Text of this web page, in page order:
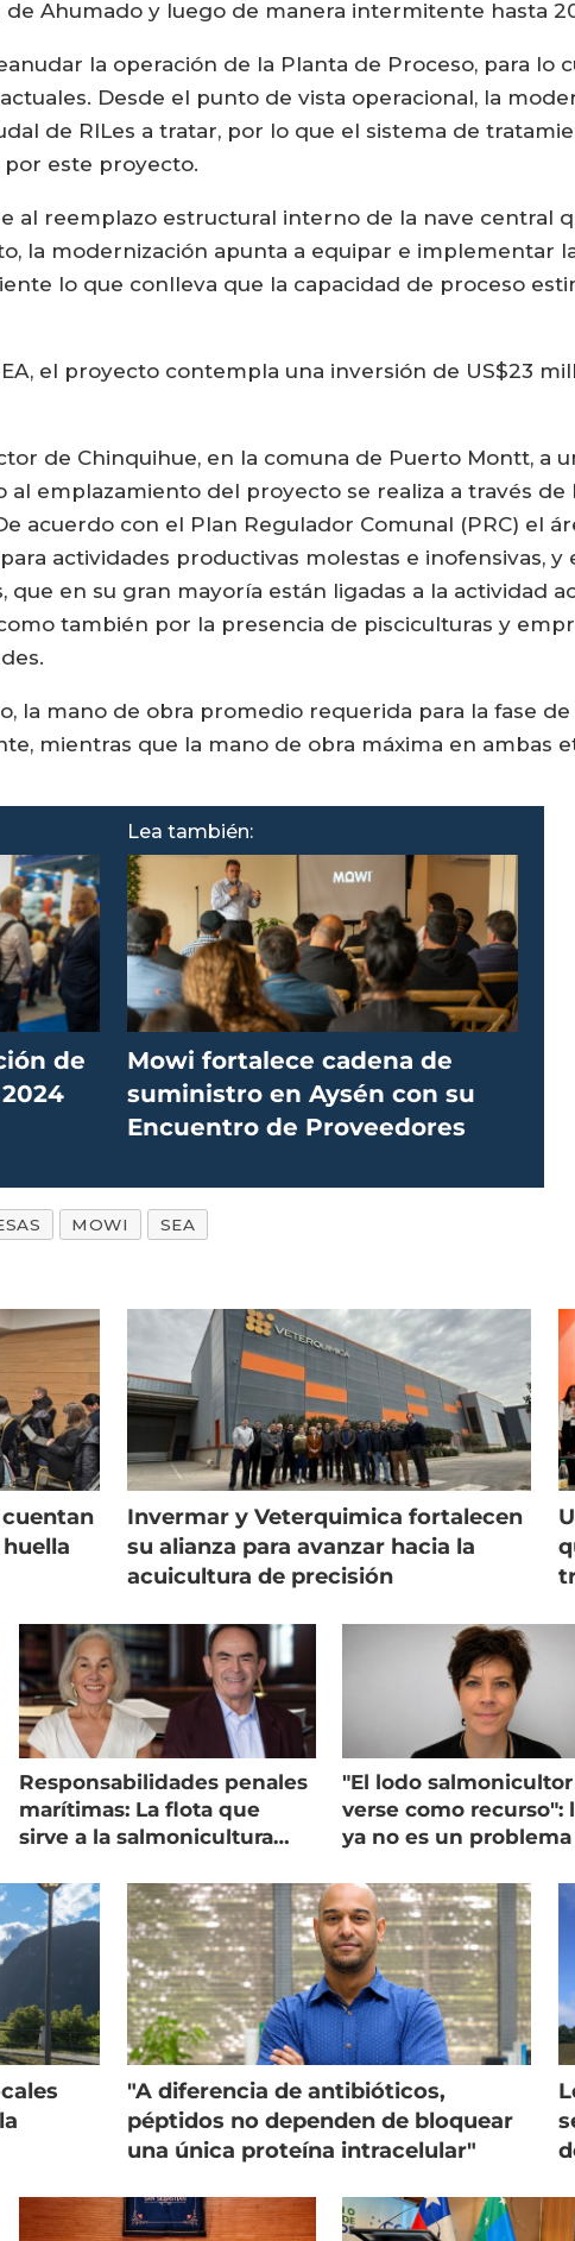
Ahumado y luego de manera intermitente hasta
la operación de la Planta de Proceso, para lo
Desde el punto de vista operacional, la
de RILes a tratar, por lo que el sistema de
este proyecto.
al reemplazo estructural interno de la nave central
la modernización apunta a equipar e implementar
lo que conlleva que la capacidad de proceso
el proyecto contempla una inversión de US$23
de Chinquihue, en la comuna de Puerto Montt, a
al emplazamiento del proyecto se realiza a través de
acuerdo con el Plan Regulador Comunal (PRC) el
actividades productivas molestas e inofensivas,
en su gran mayoría están ligadas a la actividad
también por la presencia de pisciculturas y
la mano de obra promedio requerida para la fase
mientras que la mano de obra máxima en ambas
de
Lea también:
Mowi fortalece cadena de
suministro en Aysén con su
Encuentro de Proveedores
MOWI SEA
Invermar y Veterquimica fortalecen
su alianza para avanzar hacia la
acuicultura de precisión
Responsabilidades penales
marítimas: La flota que
sirve a la salmonicultura
"El lodo
verse como recurso":
ya no es un problema
"A diferencia de antibióticos,
péptidos no dependen de bloquear
una única proteína intracelular"